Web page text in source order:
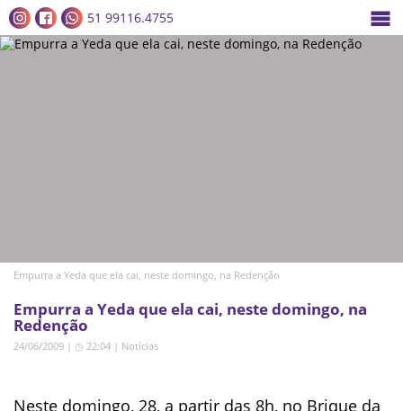
51 99116.4755
Empurra a Yeda que ela cai, neste domingo, na Redenção
Empurra a Yeda que ela cai, neste domingo, na
Redenção
24/06/2009 | ◷ 22:04 | Notícias
Neste domingo, 28, a partir das 8h, no Brique da